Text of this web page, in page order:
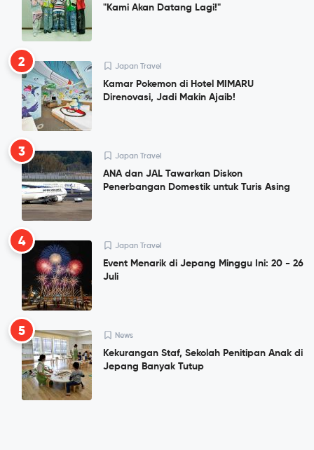
"Kami Akan Datang Lagi!"
2 Japan Travel
Kamar Pokemon di Hotel MIMARU
Direnovasi, Jadi Makin Ajaib!
3 Japan Travel
ANA dan JAL Tawarkan Diskon
Penerbangan Domestik untuk Turis Asing
4 Japan Travel
Event Menarik di Jepang Minggu Ini: 20 - 26
Juli
5 News
Kekurangan Staf, Sekolah Penitipan Anak di
Jepang Banyak Tutup